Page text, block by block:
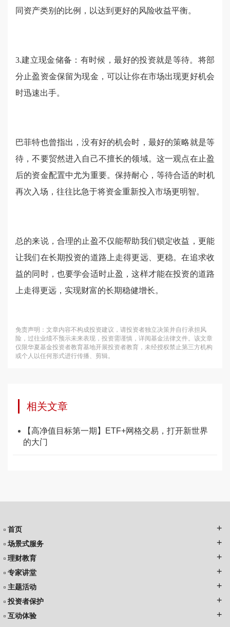
同资产类别的比例，以达到更好的风险收益平衡。
3.建立现金储备：有时候，最好的投资就是等待。将部
分止盈资金保留为现金，可以让你在市场出现更好机会
时迅速出手。
巴菲特也曾指出，没有好的机会时，最好的策略就是等
待，不要贸然进入自己不擅长的领域。这一观点在止盈
后的资金配置中尤为重要。保持耐心，等待合适的时机
再次入场，往往比急于将资金重新投入市场更明智。
总的来说，合理的止盈不仅能帮助我们锁定收益，更能
让我们在长期投资的道路上走得更远、更稳。在追求收
益的同时，也要学会适时止盈，这样才能在投资的道路
上走得更远，实现财富的长期稳健增长。
免责声明：文章内容不构成投资建议，请投资者独立决策并自行承担风
险，过往业绩不预示未来表现，投资需谨慎，详阅基金法律文件。该文章
仅限华夏基金投资者教育基地开展投资者教育，未经授权禁止第三方机构
或个人以任何形式进行传播、剪辑。
相关文章
【高净值目标第一期】ETF+网格交易，打开新世界
的大门
首页
场景式服务
理财教育
专家讲堂
主题活动
投资者保护
互动体验